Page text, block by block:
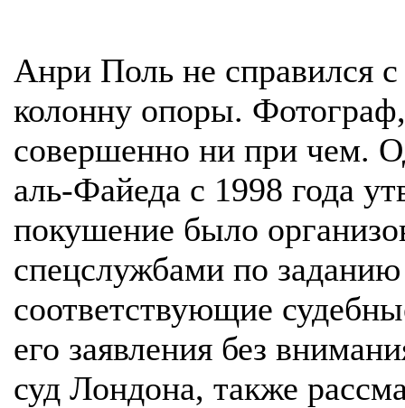
Анри Поль не справился
колонну опоры.
совершенно ни при чем.
аль-Файеда с 1998 года
покушение было
спецслужбами по
соответствующие
его заявления без
суд Лондона, также